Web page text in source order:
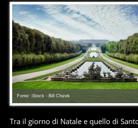
Fonte: iStock - Bill Chizek
Tra il giorno di Natale e quello di